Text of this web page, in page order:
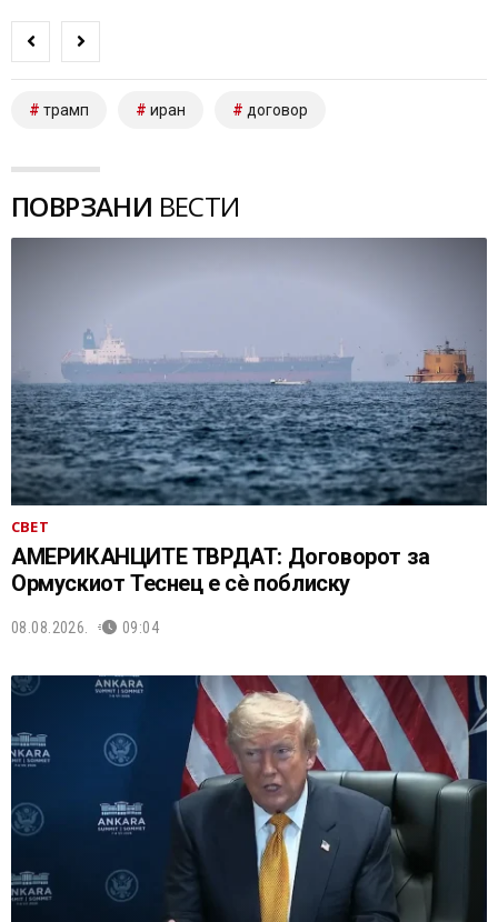
трамп иран договор
ПОВРЗАНИ ВЕСТИ
СВЕТ
АМЕРИКАНЦИТЕ ТВРДАТ: Договорот за
Ормускиот Теснец е сè поблиску
08.08.2026. 09:04